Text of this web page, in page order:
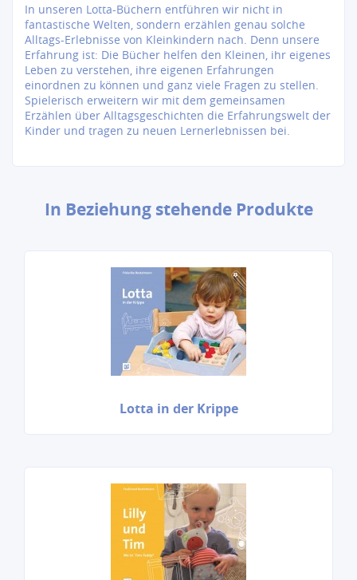
In unseren Lotta-Büchern entführen wir nicht in
fantastische Welten, sondern erzählen genau solche
Alltags-Erlebnisse von Kleinkindern nach. Denn unsere
Erfahrung ist: Die Bücher helfen den Kleinen, ihr eigenes
Leben zu verstehen, ihre eigenen Erfahrungen
einordnen zu können und ganz viele Fragen zu stellen.
Spielerisch erweitern wir mit dem gemeinsamen
Erzählen über Alltagsgeschichten die Erfahrungswelt der
Kinder und tragen zu neuen Lernerlebnissen bei.
In Beziehung stehende Produkte
Lotta in der Krippe